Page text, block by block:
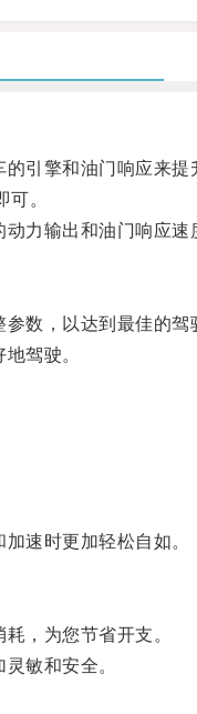
擎和油门响应来提
。
力输出和油门响应速
数，以达到最佳的驾
驾驶。
速时更加轻松自如。
，为您节省开支。
敏和安全。